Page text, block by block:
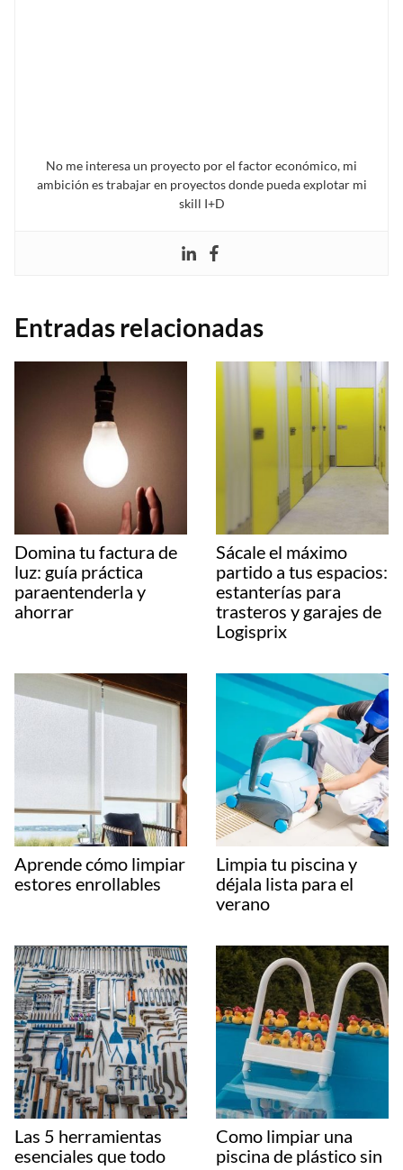
No me interesa un proyecto por el factor económico, mi
ambición es trabajar en proyectos donde pueda explotar mi
skill I+D
Entradas relacionadas
Domina tu factura de
luz: guía práctica
paraentenderla y
ahorrar
Sácale el máximo
partido a tus espacios:
estanterías para
trasteros y garajes de
Logisprix
Aprende cómo limpiar
estores enrollables
Limpia tu piscina y
déjala lista para el
verano
Las 5 herramientas
esenciales que todo
Como limpiar una
piscina de plástico sin